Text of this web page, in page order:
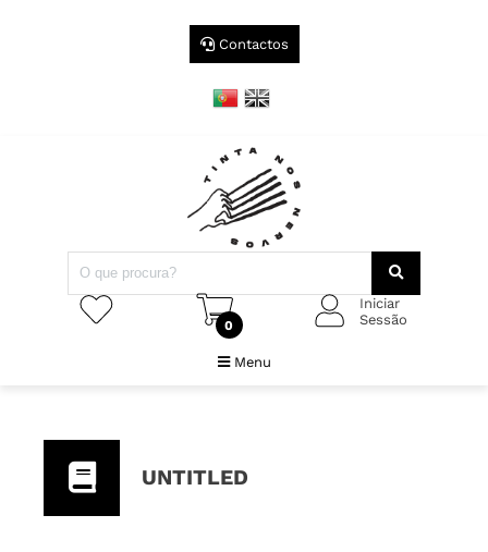
Contactos
0
Iniciar
Sessão
Menu
UNTITLED